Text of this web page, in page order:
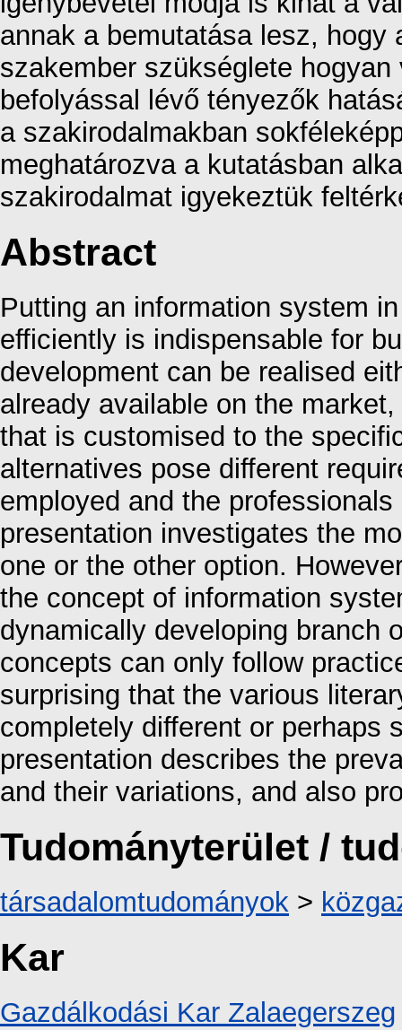
annak a bemutatása lesz,
szakember szükséglete
befolyással lévő tényezők
a szakirodalmakban
meghatározva a kutatásban
szakirodalmat igyekeztük
Abstract
Putting an information system
efficiently is indispensable for
development can be realised
already available on the
that is customised to the
alternatives pose different
employed and the
presentation investigates the
one or the other option.
the concept of information
dynamically developing branch
concepts can only follow
surprising that the various
completely different or perhaps
presentation describes the
and their variations, and also
Tudományterület /
társadalomtudományok >
Kar
Gazdálkodási Kar Zalaegerszeg